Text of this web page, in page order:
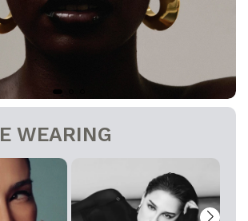
WEARING